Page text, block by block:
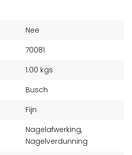
Nee
70081
1.00 kgs
Busch
Fijn
Nagelafwerking,
Nagelverdunning